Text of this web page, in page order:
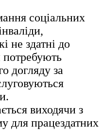
соціальних
не здатні до
потребують
догляду за
виходячи з
для працездатних